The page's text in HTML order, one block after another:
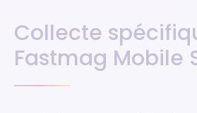
Collecte
Fastmag Mobile